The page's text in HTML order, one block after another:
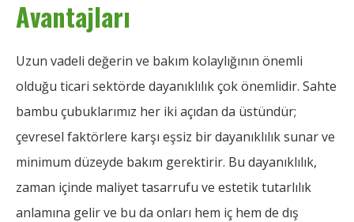
Avantajları
Uzun vadeli değerin ve bakım kolaylığının önemli
olduğu ticari sektörde dayanıklılık çok önemlidir. Sahte
bambu çubuklarımız her iki açıdan da üstündür;
çevresel faktörlere karşı eşsiz bir dayanıklılık sunar ve
minimum düzeyde bakım gerektirir. Bu dayanıklılık,
zaman içinde maliyet tasarrufu ve estetik tutarlılık
anlamına gelir ve bu da onları hem iç hem de dış